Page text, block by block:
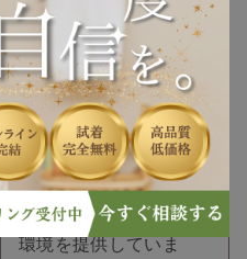
9:30～18:00
054-273-6500
・最新の製品を多数取
り揃え、お客様自身が
手に取って確認できる
環境を提供していま